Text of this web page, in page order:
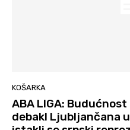
KOŠARKA
ABA LIGA:
debakl Ljubljančana